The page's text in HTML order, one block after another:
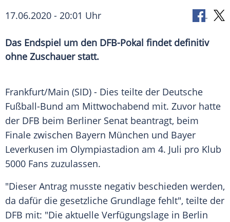
17.06.2020 - 20:01 Uhr
Das Endspiel um den DFB-Pokal findet definitiv
ohne Zuschauer statt.
Frankfurt/Main (SID) - Dies teilte der Deutsche
Fußball-Bund am Mittwochabend mit. Zuvor hatte
der DFB beim Berliner Senat beantragt, beim
Finale zwischen Bayern München und Bayer
Leverkusen im Olympiastadion am 4. Juli pro Klub
5000 Fans zuzulassen.
"Dieser Antrag musste negativ beschieden werden,
da dafür die gesetzliche Grundlage fehlt", teilte der
DFB mit: "Die aktuelle Verfügungslage in Berlin